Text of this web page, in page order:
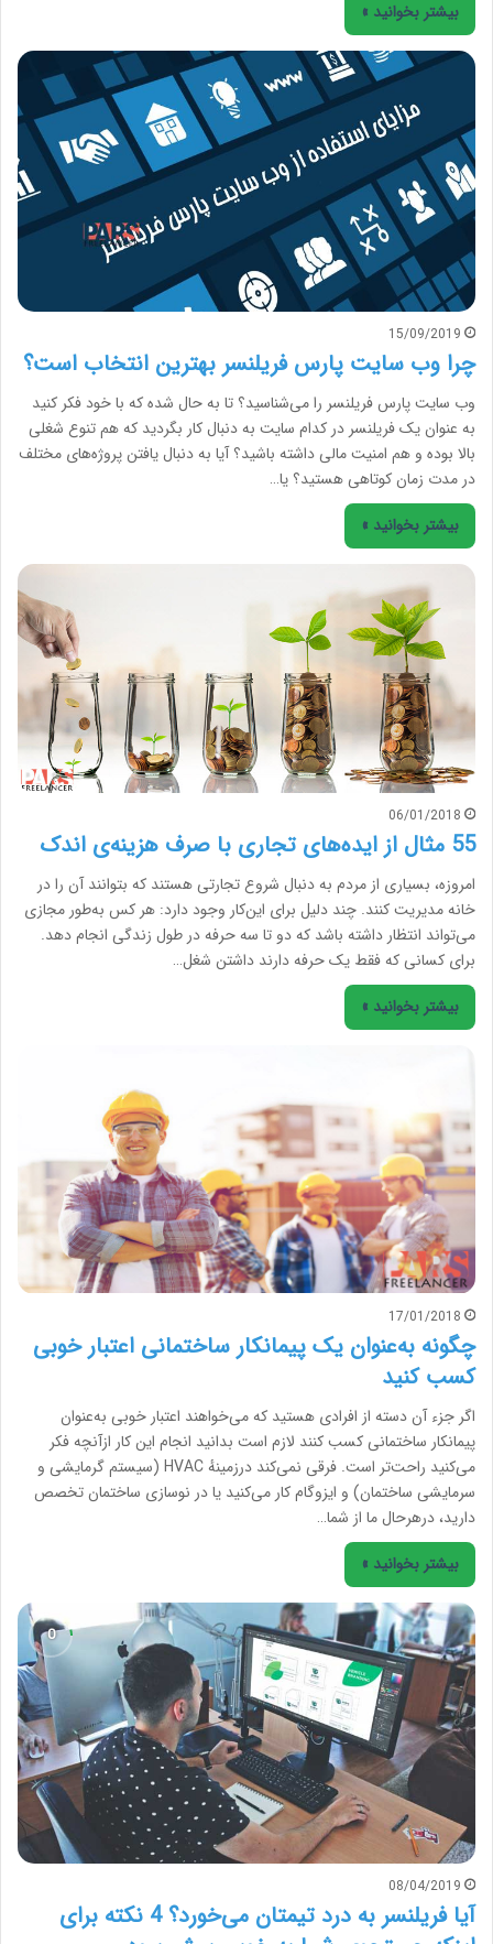
بیشتر بخوانید »
15/09/2019
چرا وب سایت پارس فریلنسر بهترین انتخاب است؟
وب سایت پارس فریلنسر را می‌شناسید؟ تا به حال شده که با خود فکر کنید
به عنوان یک فریلنسر در کدام سایت به دنبال کار بگردید که هم تنوع شغلی
بالا بوده و هم امنیت مالی داشته باشید؟ آیا به دنبال یافتن پروژه‌های مختلف
در مدت زمان کوتاهی هستید؟ یا…
بیشتر بخوانید »
06/01/2018
55 مثال از ایده‌های تجاری با صرف هزینه‌ی اندک
امروزه، بسیاری از مردم به دنبال شروع تجارتی هستند که بتوانند آن را در
خانه مدیریت کنند. چند دلیل برای این‌کار وجود دارد: هر کس به‌طور مجازی
می‌تواند انتظار داشته باشد که دو تا سه حرفه در طول زندگی انجام دهد.
برای کسانی که فقط یک حرفه دارند داشتن شغل…
بیشتر بخوانید »
17/01/2018
چگونه به‌عنوان یک پیمانکار ساختمانی اعتبار خوبی
کسب کنید
اگر جزء آن دسته از افرادی هستید که می‌خواهند اعتبار خوبی به‌عنوان
پیمانکار ساختمانی کسب کنند لازم است بدانید انجام این کار ازآنچه فکر
می‌کنید راحت‌تر است. فرقی نمی‌کند درزمینهٔ HVAC (سیستم گرمایشی و
سرمایشی ساختمان) و ایزوگام کار می‌کنید یا در نوسازی ساختمان تخصص
دارید، درهرحال ما از شما…
بیشتر بخوانید »
08/04/2019
آیا فریلنسر به درد تیمتان می‌خورد؟ 4 نکته برای